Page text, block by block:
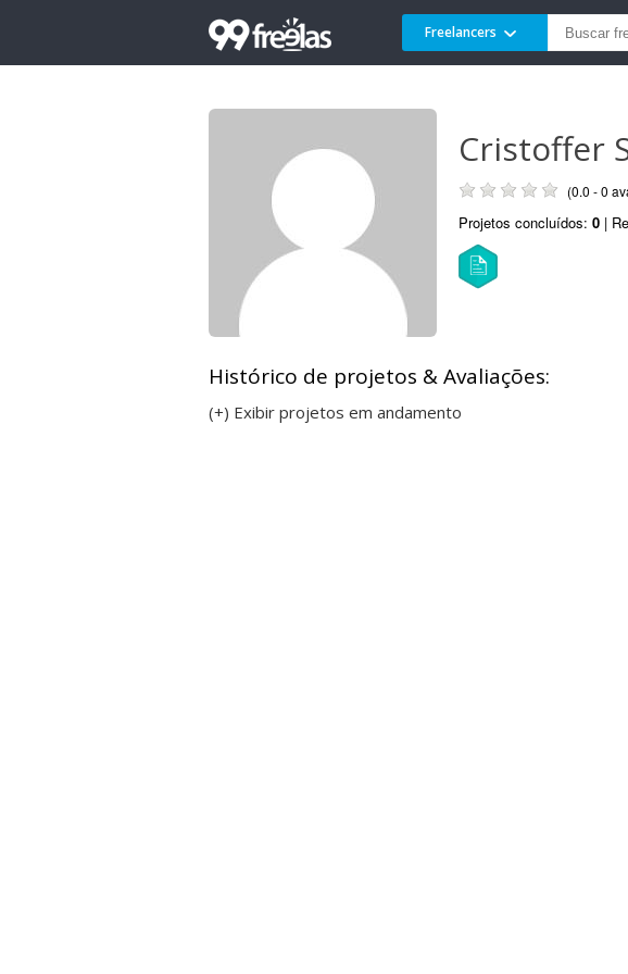
Freelancers
Cristoffer
(0.0 - 0
Projetos concluídos: 0 |
Histórico de projetos & Avaliações:
(+) Exibir projetos em andamento